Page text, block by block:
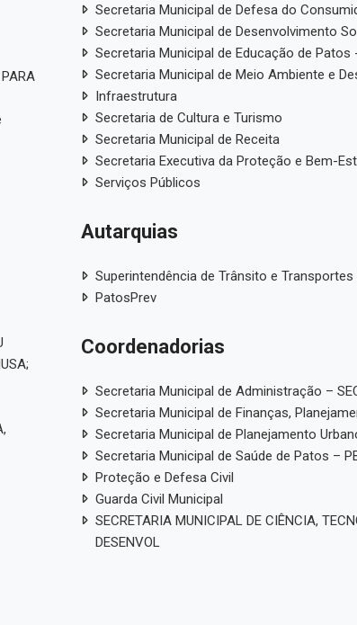
Secretaria Municipal de Defesa do
Secretaria Municipal de Desenvolvimento
Secretaria Municipal de Educação de Patos
Secretaria Municipal de Meio Ambiente e
Infraestrutura
Secretaria de Cultura e Turismo
Secretaria Municipal de Receita
Secretaria Executiva da Proteção e Bem-
Serviços Públicos
Autarquias
Superintendência de Trânsito e
PatosPrev
Coordenadorias
Secretaria Municipal de Administração –
Secretaria Municipal de Finanças,
Secretaria Municipal de Planejamento
Secretaria Municipal de Saúde de Patos –
Proteção e Defesa Civil
Guarda Civil Municipal
SECRETARIA MUNICIPAL DE CIÊNCIA,
DESENVOL